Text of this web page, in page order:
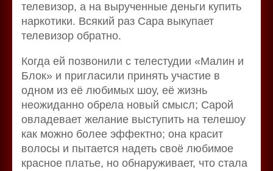
телевизор, а на вырученные деньги купить
наркотики. Всякий раз Сара выкупает
телевизор обратно.
Когда ей позвонили с телестудии «Малин и
Блок» и пригласили принять участие в
одном из её любимых шоу, её жизнь
неожиданно обрела новый смысл; Сарой
овладевает желание выступить на телешоу
как можно более эффектно; она красит
волосы и пытается надеть своё любимое
красное платье, но обнаруживает, что стала